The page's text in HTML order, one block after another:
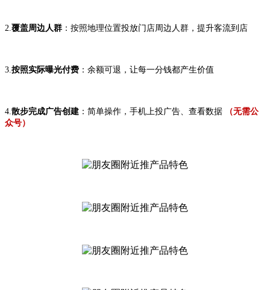
2.覆盖周边人群 ：按照地理位置投放门店周边人群，提升客流到店
3.按照实际曝光付费 ：余额可退，让每一分钱都产生价值
4.散步完成广告创建 ：简单操作，手机上投广告、查看数据 （无需公
众号）